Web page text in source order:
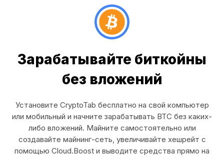
Зарабатывайте биткойны
без вложений
Установите CryptoTab бесплатно на свой компьютер
или мобильный и начните зарабатывать BTC без каких-
либо вложений. Майните самостоятельно или
создавайте майнинг-сеть, увеличивайте хешрейт с
помощью Cloud.Boost и выводите средства прямо на